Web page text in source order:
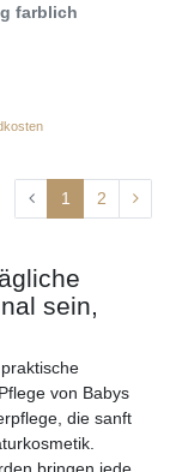
farblich
1 2
sein,
von Babys
die sanft